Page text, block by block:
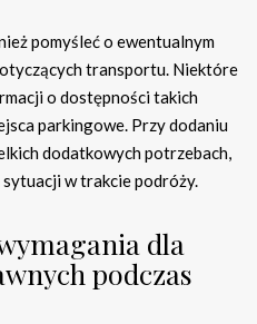
pomyśleć o ewentualnym
transportu. Niektóre
o dostępności takich
parkingowe. Przy dodaniu
dodatkowych potrzebach,
w trakcie podróży.
dla
podczas